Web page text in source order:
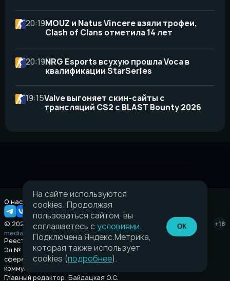
20:19MOUZ и Natus Vincere взяли трофеи,
Clash of Clans отметила 14 лет
20:19NRG Esports всухую прошла Voca в
квалификации StarSeries
19:15Valve выгоняет скин-сайты с
трансляций CS2 с BLAST Bounty 2026
О нас Правовая информация
© 2026 Taverna.gg
+18
media@taverna.gg
Реестровая запись:
Эл № ФС77-89710 выдано Федеральной службой по надзору в
сфере связи, информационных технологий и массовых
коммуникаций (Роскомнадзор) от 08 июля 2025.
Главный редактор: Байдацкая О.С.
На сайте используются
cookies. Продолжая
пользоваться сайтом, вы
соглашаетесь с условиями.
Подключена Яндекс.Метрика,
которая также использует
cookies (подробнее).
ОК